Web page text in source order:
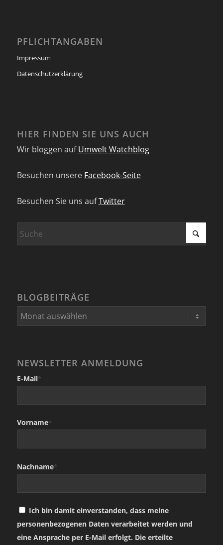
PFLICHTANGABEN
Impressum
Datenschutzerklärung
HIER FINDEN SIE UNS AUCH
Wir bloggen aufUmwelt Watchblog
Besuchen unsere Facebook-Seite
Besuchen Sie uns aufTwitter
BLOGBEITRÄGE
NEWSLETTER ANMELDUNG
E-Mail*
Vorname*
Nachname*
Ich bin damit einverstanden, dass meine
personenbezogenen Daten verarbeitet werden und
eine Ansprache per E-Mail erfolgt. Die erteilte